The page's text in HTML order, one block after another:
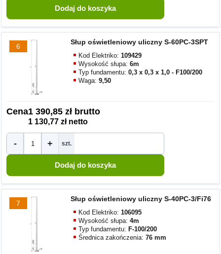
6
Słup oświetleniowy uliczny S-60PC-3SPT
Kod Elektriko:109429
Wysokość słupa:6m
Typ fundamentu:0,3 x 0,3 x 1,0 - F100/200
Waga:9,50
Cena1 390,85 zł brutto
1 130,77 zł netto
- + szt.
7
Słup oświetleniowy uliczny S-40PC-3/Fi76
Kod Elektriko:106095
Wysokość słupa:4m
Typ fundamentu: F-100/200
Średnica zakończenia:76 mm